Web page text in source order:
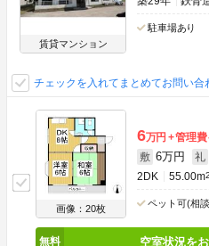
賃貸マンション
駐車場あり
チェックを入れてまとめてお問い合
画像：20枚
6万円 管理費
敷 6万円 礼
2DK 55.00m2
ペット可(相
空室状況を